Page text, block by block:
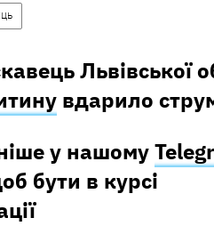
Львівської
вдарило
у нашому
бути в курсі